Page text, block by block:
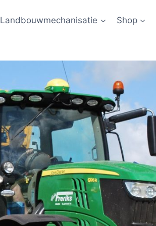
Landbouwmechanisatie Shop